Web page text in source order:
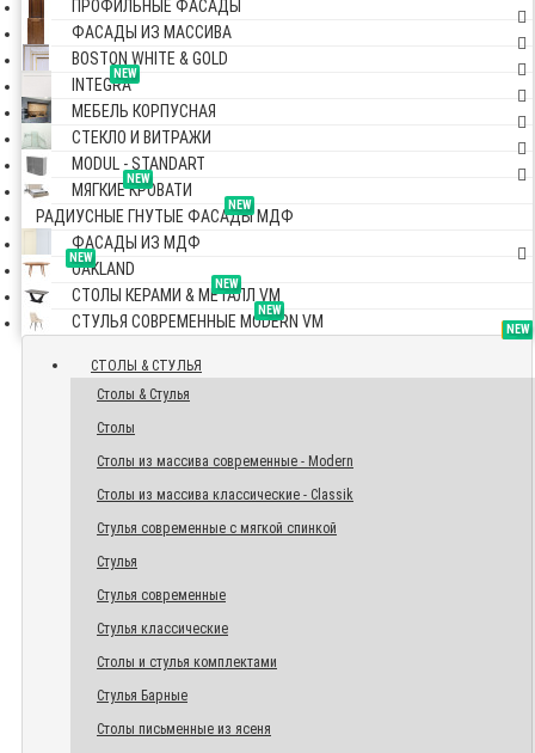
ПРОФИЛЬНЫЕ ФАСАДЫ
ФАСАДЫ ИЗ МАССИВА
BOSTON WHITE & GOLD
NEW
INTEGRA
МЕБЕЛЬ КОРПУСНАЯ
СТЕКЛО И ВИТРАЖИ
MODUL - STANDART
NEW
МЯГКИЕ КРОВАТИ
NEW
РАДИУСНЫЕ ГНУТЫЕ ФАСАДЫ МДФ
ФАСАДЫ ИЗ МДФ
NEW
OAKLAND
NEW
СТОЛЫ КЕРАМИ & МЕТАЛЛ VM
NEW
СТУЛЬЯ СОВРЕМЕННЫЕ MODERN VM TOP
СТОЛЫ & СТУЛЬЯ
Столы & Стулья
Столы
Столы из массива современные - Modern
Столы из массива классические - Classik
Стулья современные с мягкой спинкой
Стулья
Стулья современные
Стулья классические
Столы и стулья комплектами
Стулья Барные
Столы письменные из ясеня
NEW
NEW
NEW